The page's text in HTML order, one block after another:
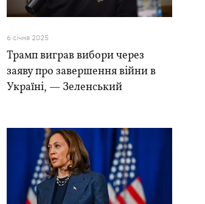
6 сiчня 2025
Трамп виграв вибори через
заяву про завершення війни в
Україні, — Зеленський